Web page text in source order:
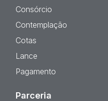
Consórcio
Contemplação
Cotas
Lance
Pagamento
Parceria